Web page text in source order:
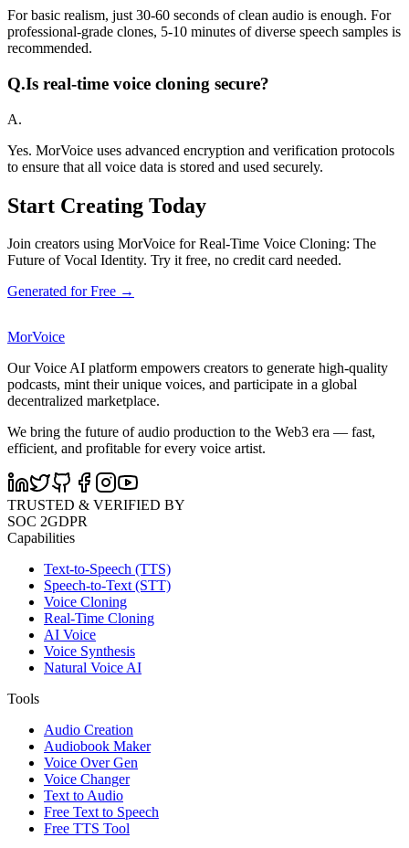
For basic realism, just 30-60 seconds of clean audio is enough. For
professional-grade clones, 5-10 minutes of diverse speech samples is
recommended.
Q.Is real-time voice cloning secure?
A.
Yes. MorVoice uses advanced encryption and verification protocols
to ensure that all voice data is stored and used securely.
Start Creating Today
Join creators using MorVoice for Real-Time Voice Cloning: The
Future of Vocal Identity. Try it free, no credit card needed.
Generated for Free →
MorVoice
Our Voice AI platform empowers creators to generate high-quality
podcasts, mint their unique voices, and participate in a global
decentralized marketplace.
We bring the future of audio production to the Web3 era — fast,
efficient, and profitable for every voice artist.
TRUSTED & VERIFIED BY
SOC 2GDPR
Capabilities
Text-to-Speech (TTS)
Speech-to-Text (STT)
Voice Cloning
Real-Time Cloning
AI Voice
Voice Synthesis
Natural Voice AI
Tools
Audio Creation
Audiobook Maker
Voice Over Gen
Voice Changer
Text to Audio
Free Text to Speech
Free TTS Tool